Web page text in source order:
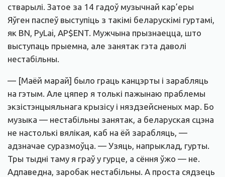
стварылі. Затое за 14 гадоў музычнай кар’еры
Яўген паспеў выступіць з такімі беларускімі гуртамі,
як BN, PyLai, AP$ENT. Мужчына прызнаецца, што
выступаць прыемна, але занятак гэта даволі
нестабільны.
— [Маёй марай] было граць канцэрты і зарабляць
на гэтым. Але цяпер я толькі пажынаю праблемы
экзістэнцыяльнага крызісу і няздзейсненых мар. Бо
музыка — нестабільны занятак, а беларуская сцэна
не настолькі вялікая, каб на ёй зарабляць, —
адзначае суразмоўца. — Узяць, напрыклад, гурты.
Тры тыдні таму я граў у гурце, а сёння ўжо — не.
Адпаведна, заробак нестабільны. А проста сядзець